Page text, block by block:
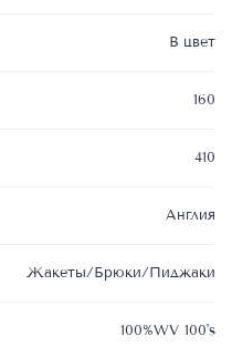
В цвет
160
410
Англия
Жакеты/Брюки/Пиджаки
100%WV 100's